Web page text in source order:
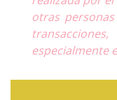
otras
especialmente